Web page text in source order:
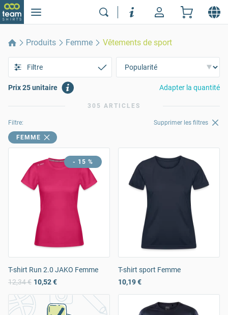
Produits Femme Vêtements de sport
Filtre
Prix 25 unitaire Adapter la quantité
305 ARTICLES
Filtre: Supprimer les filtres
FEMME
- 15 %
T-shirt Run 2.0 JAKO Femme
12,34 € 10,52 €
T-shirt sport Femme
10,19 €